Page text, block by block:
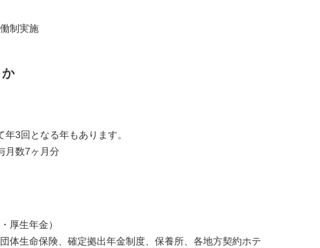
制実施
3回となる年もあります。
月数7ヶ月分
厚生年金）
体生命保険、確定拠出年金制度、保養所、各地方契約ホテ